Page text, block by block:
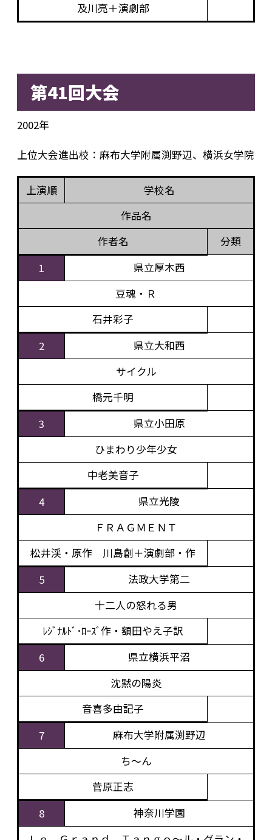
及川亮＋演劇部
第41回大会
2002年
上位大会進出校：麻布大学附属渕野辺、横浜女学院
上演順
学校名
作品名
作者名
分類
1
県立厚木西
豆魂・Ｒ
石井彩子
2
県立大和西
サイクル
橋元千明
3
県立小田原
ひまわり少年少女
中老美音子
4
県立光陵
ＦＲＡＧＭＥＮＴ
松井渓・原作 川島創＋演劇部・作
5
法政大学第二
十二人の怒れる男
ﾚｼﾞﾅﾙﾄﾞ･ﾛｰｽﾞ作・額田やえ子訳
6
県立横浜平沼
沈黙の陽炎
音喜多由記子
7
麻布大学附属渕野辺
ち～ん
菅原正志
8
神奈川学園